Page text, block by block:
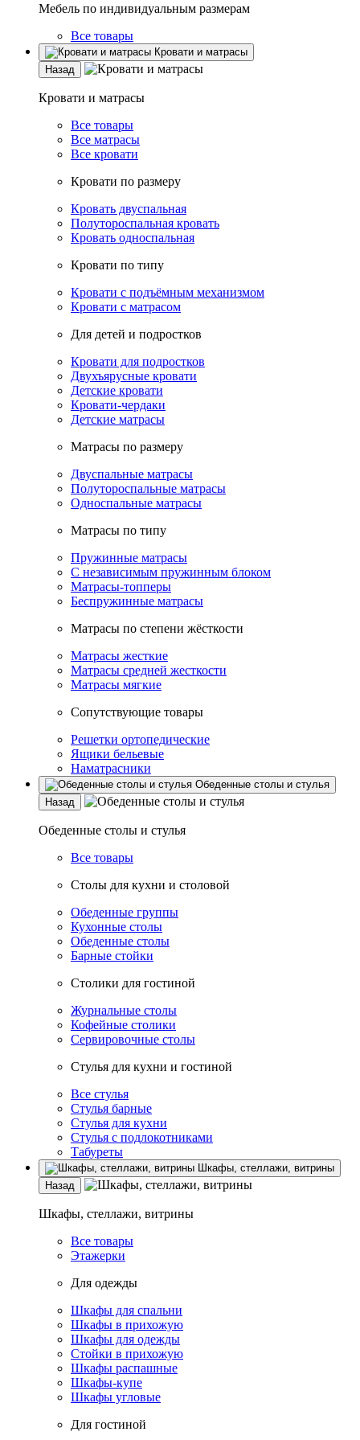
Мебель по индивидуальным размерам
Все товары
Кровати и матрасы
Назад
Кровати и матрасы
Все товары
Все матрасы
Все кровати
Кровати по размеру
Кровать двуспальная
Полутороспальная кровать
Кровать односпальная
Кровати по типу
Кровати с подъёмным механизмом
Кровати с матрасом
Для детей и подростков
Кровати для подростков
Двухъярусные кровати
Детские кровати
Кровати-чердаки
Детские матрасы
Матрасы по размеру
Двуспальные матрасы
Полутороспальные матрасы
Односпальные матрасы
Матрасы по типу
Пружинные матрасы
С независимым пружинным блоком
Матрасы-топперы
Беспружинные матрасы
Матрасы по степени жёсткости
Матрасы жесткие
Матрасы средней жесткости
Матрасы мягкие
Сопутствующие товары
Решетки ортопедические
Ящики бельевые
Наматрасники
Обеденные столы и стулья
Назад
Обеденные столы и стулья
Все товары
Столы для кухни и столовой
Обеденные группы
Кухонные столы
Обеденные столы
Барные стойки
Столики для гостиной
Журнальные столы
Кофейные столики
Сервировочные столы
Стулья для кухни и гостиной
Все стулья
Стулья барные
Стулья для кухни
Стулья с подлокотниками
Табуреты
Шкафы, стеллажи, витрины
Назад
Шкафы, стеллажи, витрины
Все товары
Этажерки
Для одежды
Шкафы для спальни
Шкафы в прихожую
Шкафы для одежды
Стойки в прихожую
Шкафы распашные
Шкафы-купе
Шкафы угловые
Для гостиной